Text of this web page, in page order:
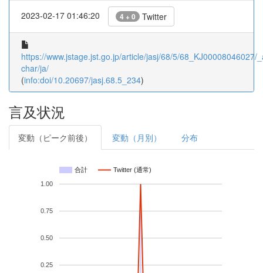
2023-02-17 01:46:20 4 + 0 Twitter
https://www.jstage.jst.go.jp/article/jasj/68/5/68_KJ00008046027/
char/ja/
(info:doi/10.20697/jasj.68.5_234)
言及状況
変動（ピーク前後） 変動（月別） 分布
合計 Twitter (通常)
0.25
0.50
0.75
1.00